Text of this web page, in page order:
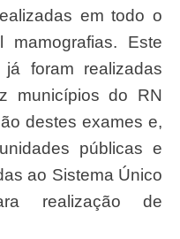
em todo o
Este
foram realizadas
municípios do RN
destes exames e,
públicas e
ao Sistema Único
realização de